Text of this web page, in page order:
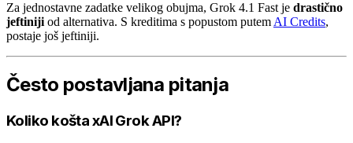
Za jednostavne zadatke velikog obujma, Grok 4.1 Fast je drastično
jeftiniji od alternativa. S kreditima s popustom putem AI Credits,
postaje još jeftiniji.
Često postavljana pitanja
Koliko košta xAI Grok API?